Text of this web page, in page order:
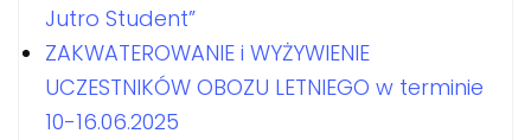
Jutro Student”
ZAKWATEROWANIE i WYŻYWIENIE
UCZESTNIKÓW OBOZU LETNIEGO w terminie
10-16.06.2025